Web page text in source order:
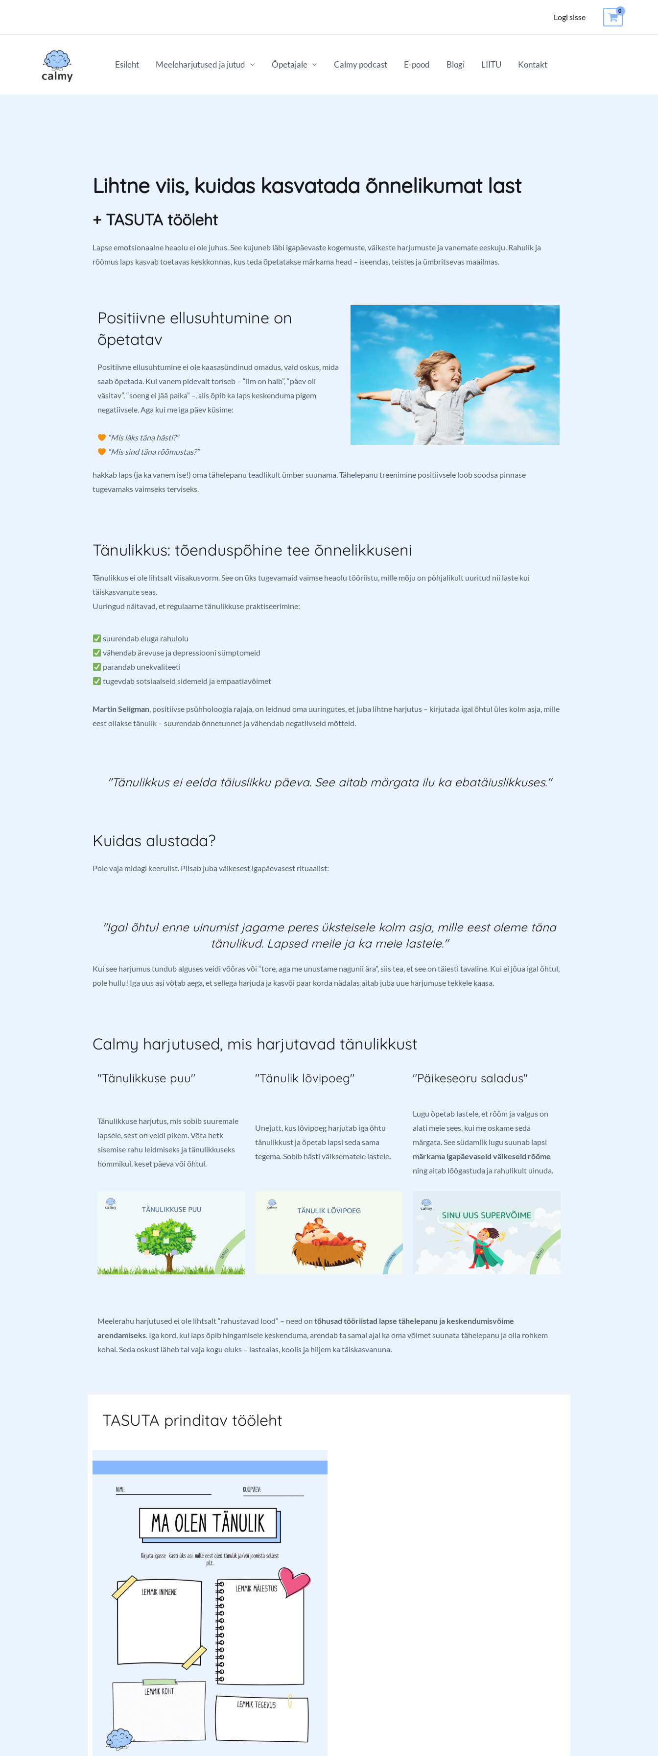
Logi sisse
Esileht Meeleharjutused ja jutud Õpetajale Calmy podcast E-pood Blogi LIITU Kontakt
Lihtne viis, kuidas kasvatada õnnelikumat last
+ TASUTA tööleht
Lapse emotsionaalne heaolu ei ole juhus. See kujuneb läbi igapäevaste kogemuste, väikeste harjumuste ja vanemate eeskuju. Rahulik ja
rõõmus laps kasvab toetavas keskkonnas, kus teda õpetatakse märkama head – iseendas, teistes ja ümbritsevas maailmas.
Positiivne ellusuhtumine on
õpetatav
Positiivne ellusuhtumine ei ole kaasasündinud omadus, vaid oskus, mida
saab õpetada. Kui vanem pidevalt toriseb – “ilm on halb”, “päev oli
väsitav”, “soeng ei jää paika” –, siis õpib ka laps keskenduma pigem
negatiivsele. Aga kui me iga päev küsime:
“Mis läks täna hästi?”
“Mis sind täna rõõmustas?”
hakkab laps (ja ka vanem ise!) oma tähelepanu teadlikult ümber suunama. Tähelepanu treenimine positiivsele loob soodsa pinnase
tugevamaks vaimseks terviseks.
Tänulikkus: tõenduspõhine tee õnnelikkuseni
Tänulikkus ei ole lihtsalt viisakusvorm. See on üks tugevamaid vaimse heaolu tööriistu, mille mõju on põhjalikult uuritud nii laste kui
täiskasvanute seas.
Uuringud näitavad, et regulaarne tänulikkuse praktiseerimine:
suurendab eluga rahulolu
vähendab ärevuse ja depressiooni sümptomeid
parandab unekvaliteeti
tugevdab sotsiaalseid sidemeid ja empaatiavõimet
Martin Seligman, positiivse psühholoogia rajaja, on leidnud oma uuringutes, et juba lihtne harjutus – kirjutada igal õhtul üles kolm asja, mille
eest ollakse tänulik – suurendab õnnetunnet ja vähendab negatiivseid mõtteid.
"Tänulikkus ei eelda täiuslikku päeva. See aitab märgata ilu ka ebatäiuslikkuses."
Kuidas alustada?
Pole vaja midagi keerulist. Piisab juba väikesest igapäevasest rituaalist:
"Igal õhtul enne uinumist jagame peres üksteisele kolm asja, mille eest oleme täna
tänulikud. Lapsed meile ja ka meie lastele."
Kui see harjumus tundub alguses veidi võõras või “tore, aga me unustame nagunii ära”, siis tea, et see on täiesti tavaline. Kui ei jõua igal õhtul,
pole hullu! Iga uus asi võtab aega, et sellega harjuda ja kasvõi paar korda nädalas aitab juba uue harjumuse tekkele kaasa.
Calmy harjutused, mis harjutavad tänulikkust
"Tänulikkuse puu"
Tänulikkuse harjutus, mis sobib suuremale
lapsele, sest on veidi pikem.Võta hetk
sisemise rahu leidmiseks ja tänulikkuseks
hommikul, keset päeva või õhtul.
"Tänulik lõvipoeg"
Unejutt, kus lõvipoeg harjutab iga õhtu
tänulikkust ja õpetab lapsi seda sama
tegema.Sobib hästi väiksematele lastele.
"Päikeseoru saladus"
Lugu õpetab lastele, et rõõm ja valgus on
alati meie sees, kui me oskame seda
märgata. See südamlik lugu suunab lapsi
märkama igapäevaseid väikeseid rõõme
ning aitab lõõgastuda ja rahulikult uinuda.
Meelerahu harjutused ei ole lihtsalt “rahustavad lood” – need on tõhusad tööriistad lapse tähelepanu ja keskendumisvõime
arendamiseks. Iga kord, kui laps õpib hingamisele keskenduma, arendab ta samal ajal ka oma võimet suunata tähelepanu ja olla rohkem
kohal. Seda oskust läheb tal vaja kogu eluks – lasteaias, koolis ja hiljem ka täiskasvanuna.
TASUTA prinditav tööleht